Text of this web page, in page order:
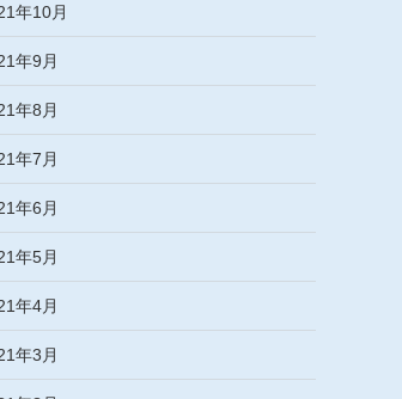
年10月
年9月
年8月
年7月
年6月
年5月
年4月
年3月